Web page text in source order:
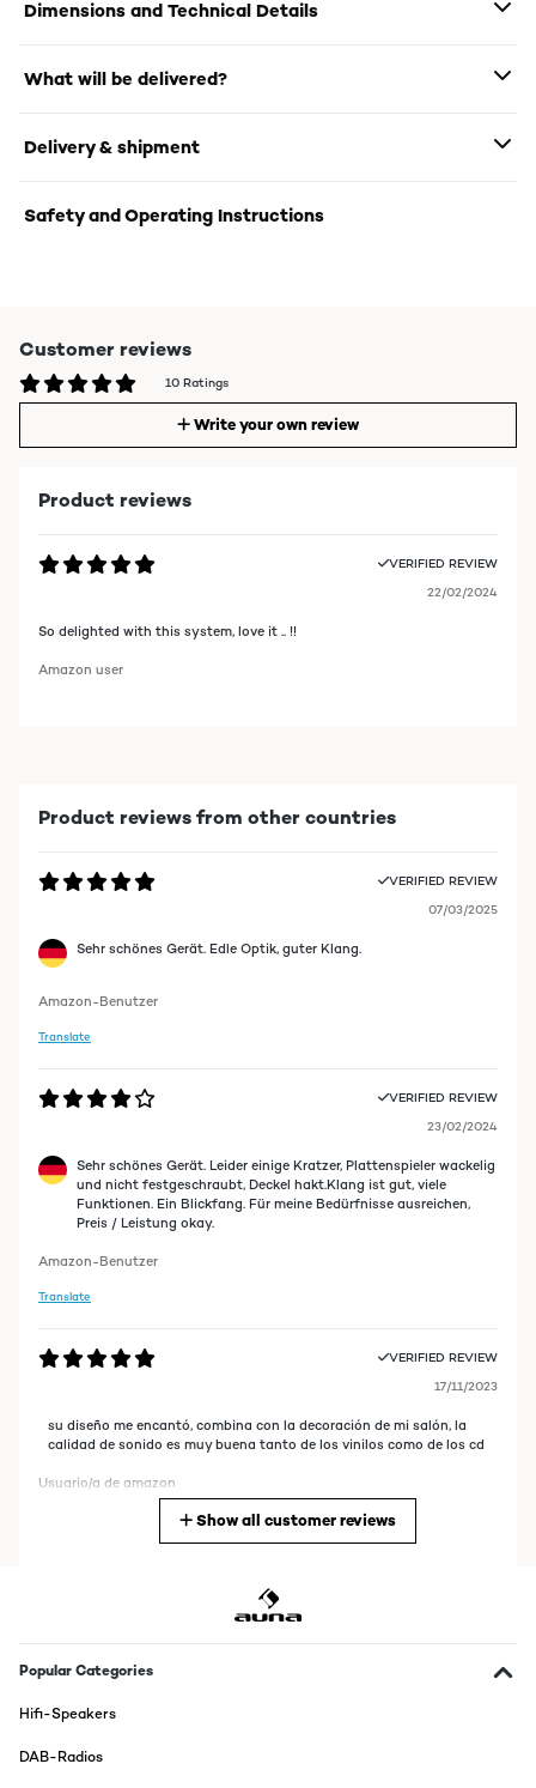
Dimensions and Technical Details
What will be delivered?
Delivery & shipment
Safety and Operating Instructions
Customer reviews
10 Ratings
Write your own review
Product reviews
VERIFIED REVIEW
22/02/2024
So delighted with this system, love it .. !!
Amazon user
Product reviews from other countries
VERIFIED REVIEW
07/03/2025
Sehr schönes Gerät. Edle Optik, guter Klang.
Amazon-Benutzer
Translate
VERIFIED REVIEW
23/02/2024
Sehr schönes Gerät. Leider einige Kratzer, Plattenspieler wackelig
und nicht festgeschraubt, Deckel hakt.Klang ist gut, viele
Funktionen. Ein Blickfang. Für meine Bedürfnisse ausreichen,
Preis / Leistung okay.
Amazon-Benutzer
Translate
VERIFIED REVIEW
17/11/2023
su diseño me encantó, combina con la decoración de mi salón, la
calidad de sonido es muy buena tanto de los vinilos como de los cd
Usuario/a de amazon
an dem Klang nicht gut fanden.Die Verarbeitung ist relativ
Gerät erfüllt seinen Zweck! Und sieht gut aus!Ein Kassettendeck
fehlt, dann wäre es für mich perfekt.
Amazon-Benutzer
Show all customer reviews
Popular Categories
Hifi-Speakers
DAB-Radios